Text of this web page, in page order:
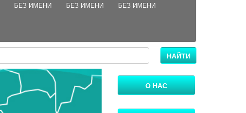
БЕЗ ИМЕНИ БЕЗ ИМЕНИ БЕЗ ИМЕНИ
НАЙТИ
О НАС